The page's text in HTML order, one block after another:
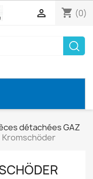
shopping_cart (0)

détachées GAZ
Kromschöder